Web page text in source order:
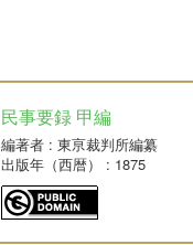
民事要録 甲編
編著者 : 東亰裁判所編纂
出版年（西暦）
: 1875